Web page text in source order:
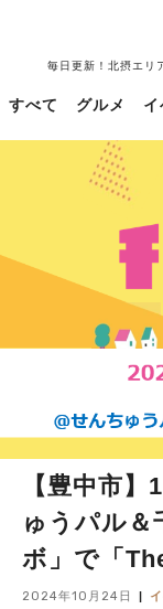
毎日更新！北摂エリ
すべて グルメ イ
【豊中市
ゅうパル＆
ボ」で「
2024年10月24日